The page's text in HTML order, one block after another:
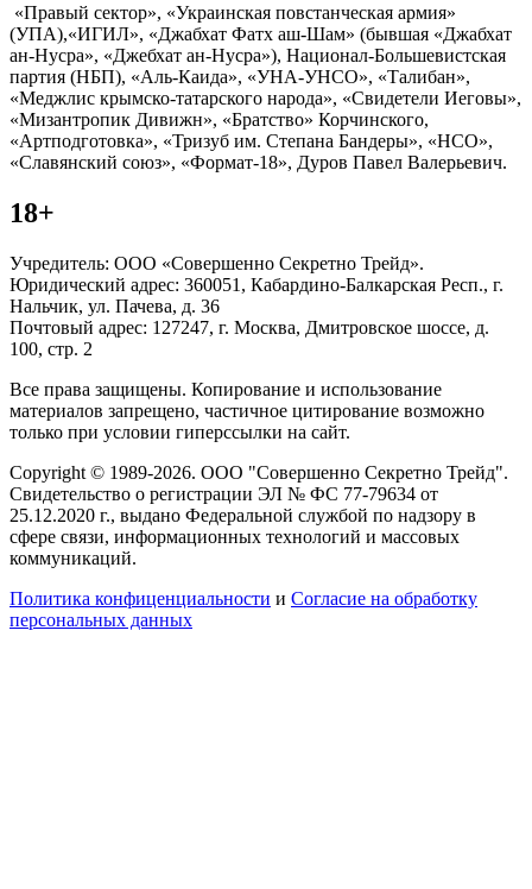
«Правый сектор», «Украинская повстанческая армия»
(УПА),«ИГИЛ», «Джабхат Фатх аш-Шам» (бывшая «Джабхат
ан-Нусра», «Джебхат ан-Нусра»), Национал-Большевистская
партия (НБП), «Аль-Каида», «УНА-УНСО», «Талибан»,
«Меджлис крымско-татарского народа», «Свидетели Иеговы»,
«Мизантропик Дивижн», «Братство» Корчинского,
«Артподготовка», «Тризуб им. Степана Бандеры», «НСО»,
«Славянский союз», «Формат-18», Дуров Павел Валерьевич.
18+
Учредитель: ООО «Совершенно Секретно Трейд».
Юридический адрес: 360051, Кабардино-Балкарская Респ., г.
Нальчик, ул. Пачева, д. 36
Почтовый адрес: 127247, г. Москва, Дмитровское шоссе, д.
100, стр. 2
Все права защищены. Копирование и использование
материалов запрещено, частичное цитирование возможно
только при условии гиперссылки на сайт.
Copyright © 1989-2026. ООО "Совершенно Секретно Трейд".
Свидетельство о регистрации ЭЛ № ФС 77-79634 от
25.12.2020 г., выдано Федеральной службой по надзору в
сфере связи, информационных технологий и массовых
коммуникаций.
Политика конфиценциальности и Согласие на обработку
персональных данных